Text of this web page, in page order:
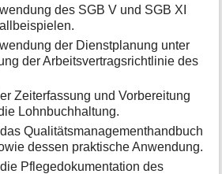
des SGB V und SGB XI
der Dienstplanung unter
der Arbeitsvertragsrichtlinie des
Zeiterfassung und Vorbereitung
Lohnbuchhaltung.
Qualitätsmanagementhandbuch
dessen praktische Anwendung.
Pflegedokumentation des